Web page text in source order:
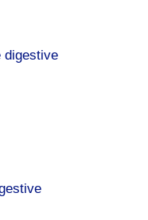
digestive